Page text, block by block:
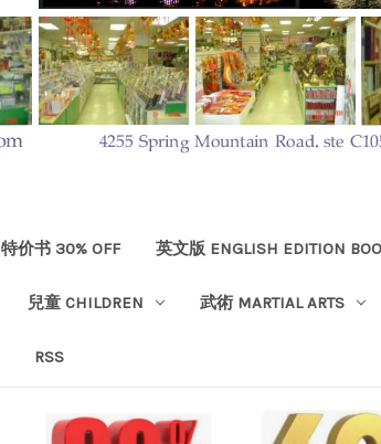
特价书 30% OFF 英文版 ENGLISH EDITION
兒童 CHILDREN 武術 MARTIAL ARTS
RSS